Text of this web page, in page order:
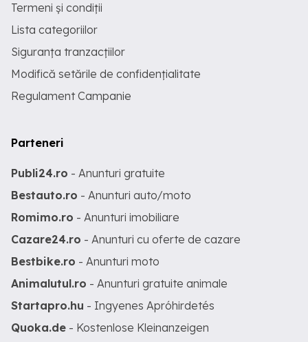
Termeni și condiții
Lista categoriilor
Siguranța tranzacțiilor
Modifică setările de confidențialitate
Regulament Campanie
Parteneri
Publi24.ro - Anunturi gratuite
Bestauto.ro - Anunturi auto/moto
Romimo.ro - Anunturi imobiliare
Cazare24.ro - Anunturi cu oferte de cazare
Bestbike.ro - Anunturi moto
Animalutul.ro - Anunturi gratuite animale
Startapro.hu - Ingyenes Apróhirdetés
Quoka.de - Kostenlose Kleinanzeigen